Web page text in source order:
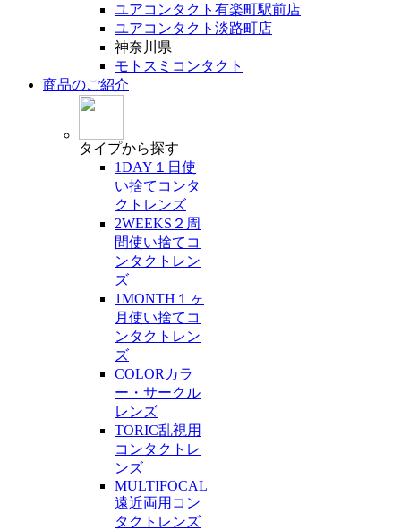
ユアコンタクト有楽町駅前店
ユアコンタクト淡路町店
神奈川県
モトスミコンタクト
商品のご紹介
タイプから探す
1DAY １日使
い捨てコンタ
クトレンズ
2WEEKS ２周
間使い捨てコ
ンタクトレン
ズ
1MONTH １ヶ
月使い捨てコ
ンタクトレン
ズ
COLORカラ
ー・サークル
レンズ
TORIC乱視用
コンタクトレ
ンズ
MULTIFOCAL
遠近両用コン
タクトレンズ